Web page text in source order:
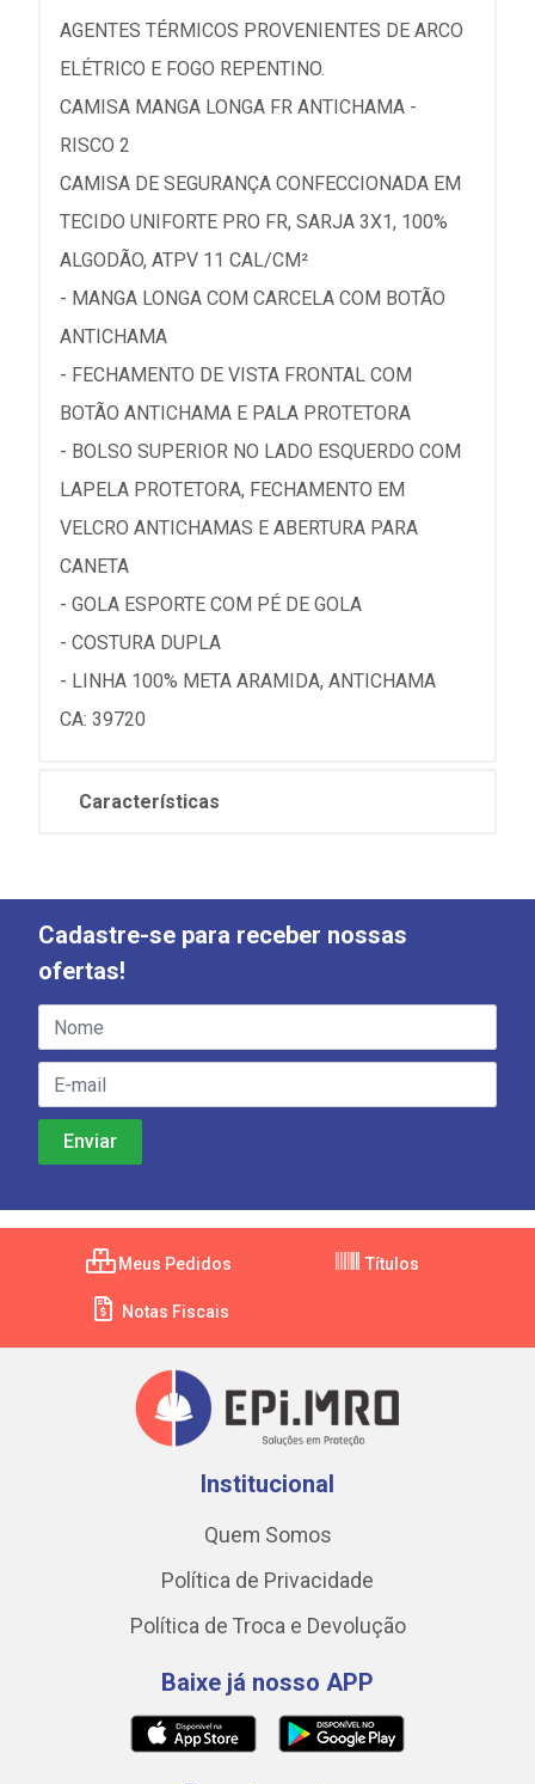
AGENTES TÉRMICOS PROVENIENTES DE ARCO
ELÉTRICO E FOGO REPENTINO.
CAMISA MANGA LONGA FR ANTICHAMA -
RISCO 2
CAMISA DE SEGURANÇA CONFECCIONADA EM
TECIDO UNIFORTE PRO FR, SARJA 3X1, 100%
ALGODÃO, ATPV 11 CAL/CM²
- MANGA LONGA COM CARCELA COM BOTÃO
ANTICHAMA
- FECHAMENTO DE VISTA FRONTAL COM
BOTÃO ANTICHAMA E PALA PROTETORA
- BOLSO SUPERIOR NO LADO ESQUERDO COM
LAPELA PROTETORA, FECHAMENTO EM
VELCRO ANTICHAMAS E ABERTURA PARA
CANETA
- GOLA ESPORTE COM PÉ DE GOLA
- COSTURA DUPLA
- LINHA 100% META ARAMIDA, ANTICHAMA
CA: 39720
Características
Cadastre-se para receber nossas
ofertas!
Meus Pedidos Títulos
Notas Fiscais
Institucional
Quem Somos
Política de Privacidade
Política de Troca e Devolução
Baixe já nosso APP